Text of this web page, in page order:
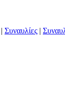
| Συναυλίες |